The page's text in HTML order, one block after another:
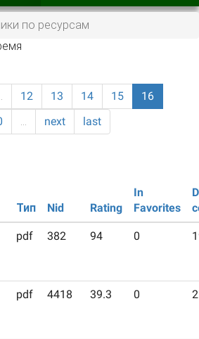
вкладка)
по ресурсам
12 13 14 15
16
… next last
Тип Nid Rating
In
Favorites
pdf 382 94 0
pdf 4418 39.3 0